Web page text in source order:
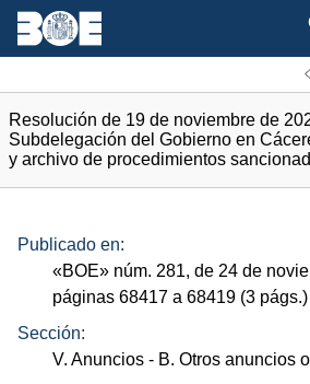
Resolución de 19 de noviembre de
Subdelegación del Gobierno en
y archivo de procedimientos
Publicado en:
«BOE» núm. 281, de 24 de
páginas 68417 a 68419 (3 págs.)
Sección:
V. Anuncios - B. Otros anuncios